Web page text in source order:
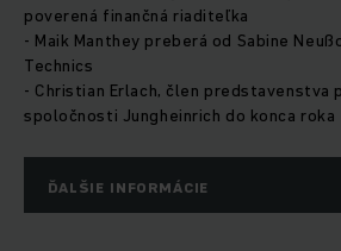
poverená finančná riaditeľka
- Maik Manthey preberá od Sabine
Technics
- Christian Erlach, člen predstavenstva
spoločnosti Jungheinrich do konca roka
ĎALŠIE INFORMÁCIE